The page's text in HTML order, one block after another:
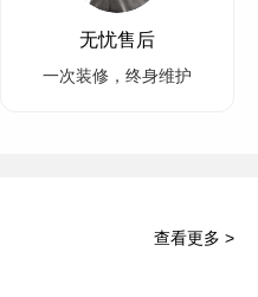
无忧售后
一次装修，终身维护
查看更多 >